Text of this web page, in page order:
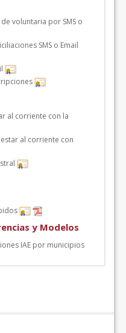
voluntaria por SMS o
SMS o Email
al corriente con la
al corriente con
y Modelos
IAE por municipios